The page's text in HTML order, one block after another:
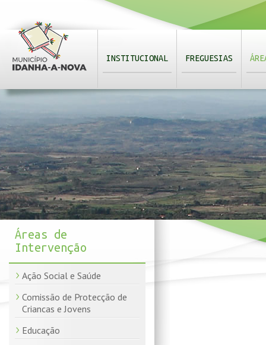
INSTITUCIONAL FREGUESIAS
Áreas de
Intervenção
Ação Social e Saúde
Comissão de Protecção de
Criancas e Jovens
Educação